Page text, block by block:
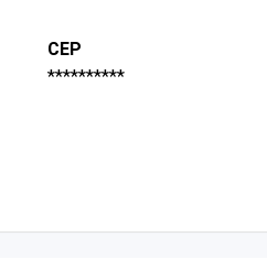
CEP
**********